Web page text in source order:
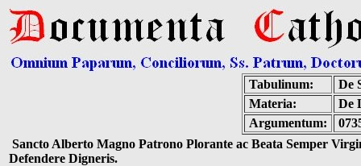
Tabulinum:
De
Materia:
De
Argumentum:
Sancto Alberto Magno Patrono Plorante ac Beata Semper
Defendere Digneris.